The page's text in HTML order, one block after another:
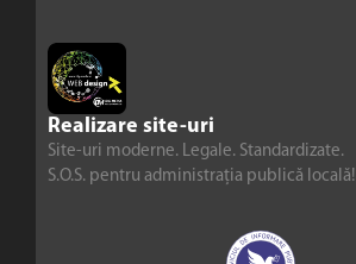
Realizare site-uri
Site-uri moderne. Legale. Standardizate.
S.O.S. pentru administrația publică locală!